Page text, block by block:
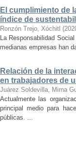
El cumplimiento de
índice de
Ronzón Trejo, Xóchitl (
La Responsabilidad
medianas empresas han
Relación de la
en trabajadores de
Juárez Soldevilla, Mirna
Actualmente las
principal medio para
públicas. ...